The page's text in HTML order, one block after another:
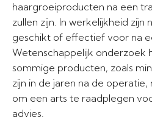
haargroeiproducten na een
zullen zijn. In werkelijkheid zijn
geschikt of effectief voor na
Wetenschappelijk onderzoek
sommige producten, zoals
zijn in de jaren na de operatie,
om een arts te raadplegen
advies.